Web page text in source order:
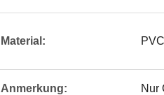
Material:
Anmerkung: Nur